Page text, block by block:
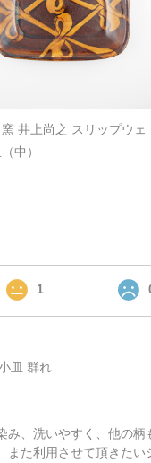
井上尚之 スリップウェ
中）
1
皿 群れ
、洗いやすく、他の
また利用させて頂きたい